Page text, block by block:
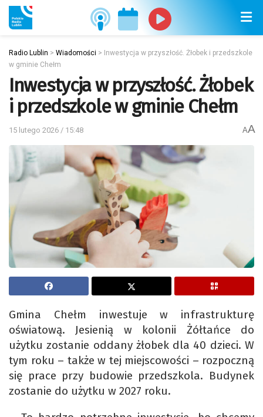
Radio Lublin > Wiadomości > Inwestycja w przyszłość. Żłobek i przedszkole
w gminie Chełm
Inwestycja w przyszłość. Żłobek
i przedszkole w gminie Chełm
15 lutego 2026 / 15:48 AA
Gmina Chełm inwestuje w infrastrukturę
oświatową. Jesienią w kolonii Żółtańce do
użytku zostanie oddany żłobek dla 40 dzieci. W
tym roku – także w tej miejscowości – rozpoczną
się prace przy budowie przedszkola. Budynek
zostanie do użytku w 2027 roku.